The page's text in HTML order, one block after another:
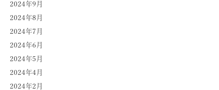
2024年9月
2024年8月
2024年7月
2024年6月
2024年5月
2024年4月
2024年2月